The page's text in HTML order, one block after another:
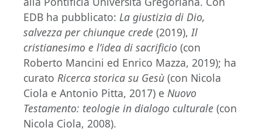
EDB ha pubblicato: La giustizia di Dio,
salvezza per chiunque crede (2019), Il
cristianesimo e l’idea di sacrificio (con
Roberto Mancini ed Enrico Mazza, 2019); ha
curato Ricerca storica su Gesù (con Nicola
Ciola e Antonio Pitta, 2017) e Nuovo
Testamento: teologie in dialogo culturale (con
Nicola Ciola, 2008).